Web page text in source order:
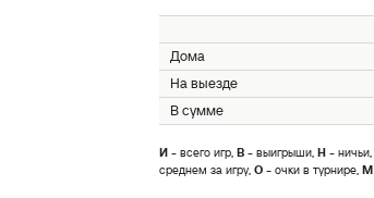
Дома
На выезде
В сумме
И - всего игр, В - выигрыши, Н - ничьи,
среднем за игру, О - очки в турнире, М